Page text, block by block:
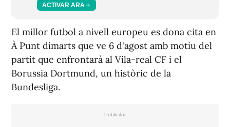
ACTIVAR ARA
El millor futbol a nivell europeu es dona cita en
À Punt dimarts que ve 6 d'agost amb motiu del
partit que enfrontarà al Vila-real CF i el
Borussia Dortmund, un històric de la
Bundesliga.